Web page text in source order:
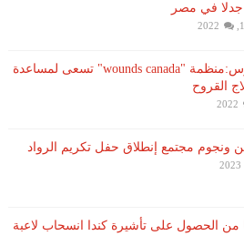
جدلا في مصر
د.مريم بطرس:منظمة "wounds canada" تسعى لمساعدة
القروح
ونجوم مجتمع إنطلاق حفل تكريم الرواد
من الحصول على تأشيرة كندا انسحاب لاعبة